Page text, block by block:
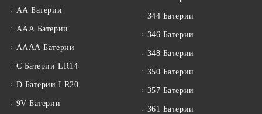
АА Батерии
ААА Батерии
АААА Батерии
C Батерии LR14
D Батерии LR20
9V Батерии
344 Батерии
346 Батерии
348 Батерии
350 Батерии
357 Батерии
361 Батерии